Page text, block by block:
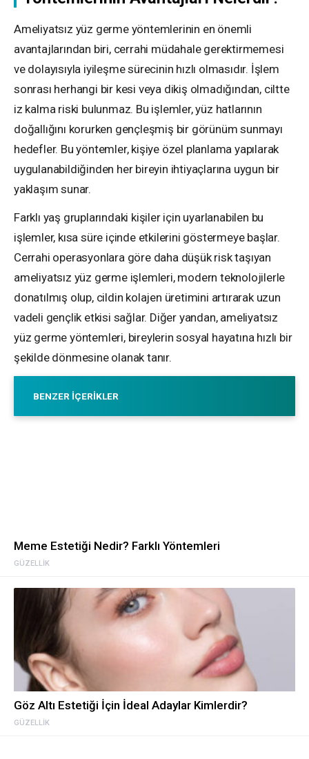
Ameliyatsız yüz germe yöntemlerinin en önemli
avantajlarından biri, cerrahi müdahale gerektirmemesi
ve dolayısıyla iyileşme sürecinin hızlı olmasıdır. İşlem
sonrası herhangi bir kesi veya dikiş olmadığından, ciltte
iz kalma riski bulunmaz. Bu işlemler, yüz hatlarının
doğallığını korurken gençleşmiş bir görünüm sunmayı
hedefler. Bu yöntemler, kişiye özel planlama yapılarak
uygulanabildiğinden her bireyin ihtiyaçlarına uygun bir
yaklaşım sunar.
Farklı yaş gruplarındaki kişiler için uyarlanabilen bu
işlemler, kısa süre içinde etkilerini göstermeye başlar.
Cerrahi operasyonlara göre daha düşük risk taşıyan
ameliyatsız yüz germe işlemleri, modern teknolojilerle
donatılmış olup, cildin kolajen üretimini artırarak uzun
vadeli gençlik etkisi sağlar. Diğer yandan, ameliyatsız
yüz germe yöntemleri, bireylerin sosyal hayatına hızlı bir
şekilde dönmesine olanak tanır.
BENZER İÇERIKLER
GÜZELLIK
Meme Estetiği Nedir? Farklı Yöntemleri
GÜZELLIK
Göz Altı Estetiği İçin İdeal Adaylar Kimlerdir?